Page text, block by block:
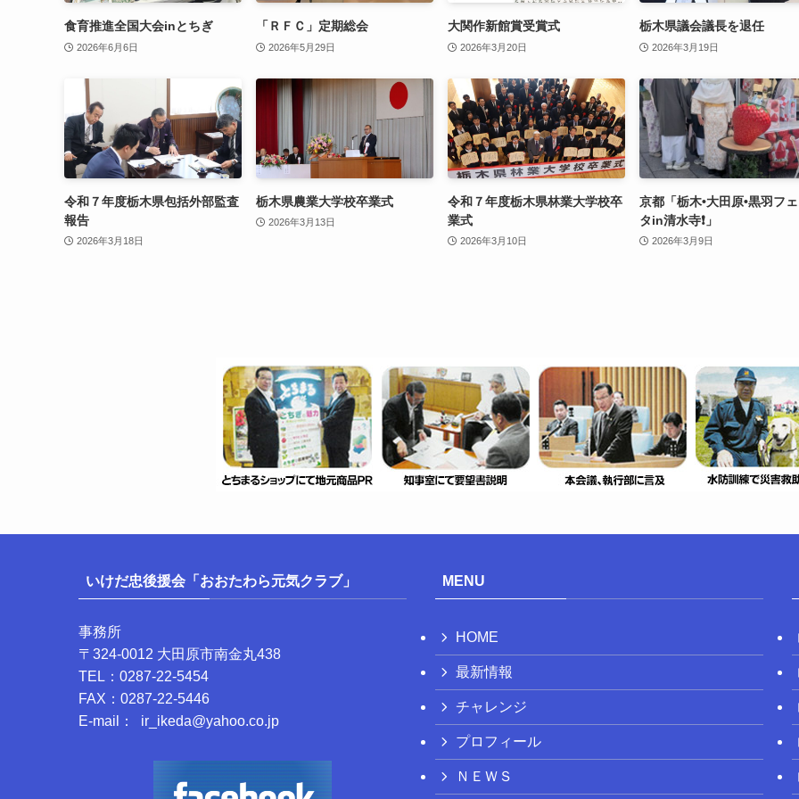
食育推進全国大会inとちぎ
2026年6月6日
「ＲＦＣ」定期総会
2026年5月29日
大関作新館賞受賞式
2026年3月20日
栃木県議会議長を退任
2026年3月19日
令和７年度栃木県包括外部監査
報告
2026年3月18日
栃木県農業大学校卒業式
2026年3月13日
令和７年度栃木県林業大学校卒
業式
2026年3月10日
京都「栃木•大田原•黒羽フ
タin清水寺❗️」
2026年3月9日
いけだ忠後援会「おおたわら元気クラブ」
事務所
〒324-0012 大田原市南金丸438
TEL：0287-22-5454
FAX：0287-22-5446
E-mail： ir_ikeda@yahoo.co.jp
MENU
HOME
最新情報
チャレンジ
プロフィール
ＮＥＷＳ